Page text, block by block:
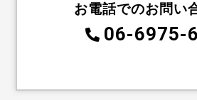
お電話でのお問い
06-6975-